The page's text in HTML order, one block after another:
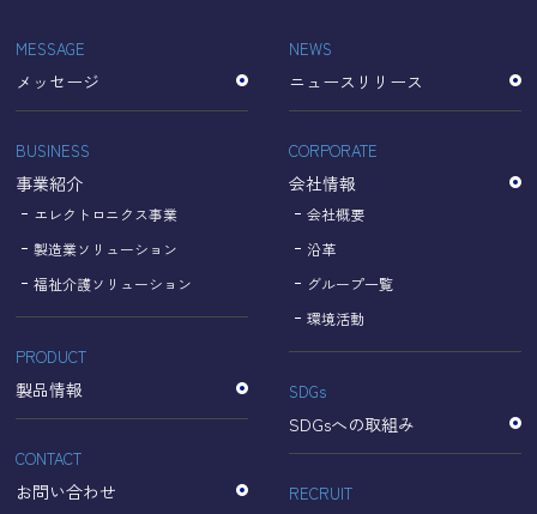
収集されたデータはGoogleのプライバシーポリシーにおい
て管理されます。
なお、当サイトのご利用をもって、上述の方法・目的にお
いてGoogle及び当サイトが行うデータ処理に関し、お客様
【Googleのプライバシーポリシー】
https://policies.google.com/privacy?hl=ja
https://policies.google.com/technologies/partner-sites?
hl=ja
個人情報に関するお問い合わせ窓口
名古屋理研電具株式会社
TEL：052-833-1248
MESSAGE
メッセージ
BUSINESS
事業紹介
エレクトロニクス事業
製造業ソリューション
福祉介護ソリューション
PRODUCT
製品情報
CONTACT
お問い合わせ
NEWS
ニュースリリース
CORPORATE
会社情報
会社概要
沿革
グループ一覧
環境活動
SDGs
SDGsへの取組み
RECRUIT